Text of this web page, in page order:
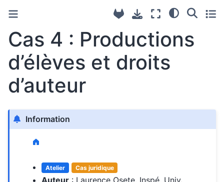
Cas 4 : Productions
d’élèves et droits
d’auteur
Information
Atelier Cas juridique
Auteur : Laurence Osete, Inspé, Univ.